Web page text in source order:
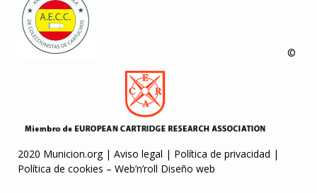
©
2020 Municion.org | Aviso legal | Política de privacidad |
Política de cookies – Web’n’roll Diseño web